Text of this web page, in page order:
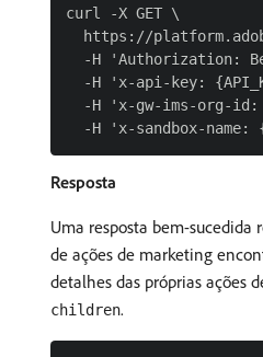
curl -X GET \
https://
-H 'Authorization:
-H 'x-api-key:
-H 'x-gw-ims-org-id:
Resposta
Uma resposta bem-
de ações de marketing
detalhes das próprias ações
children.